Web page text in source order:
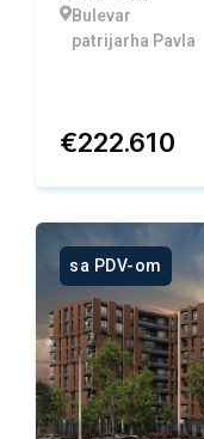
Bulevar
patrijarha Pavla
€222.610
sa PDV-om